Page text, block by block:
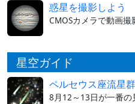
惑星を撮影しよう
CMOSカメラで動画
星空ガイド
ペルセウス座流星群
8月12～13日が一番の